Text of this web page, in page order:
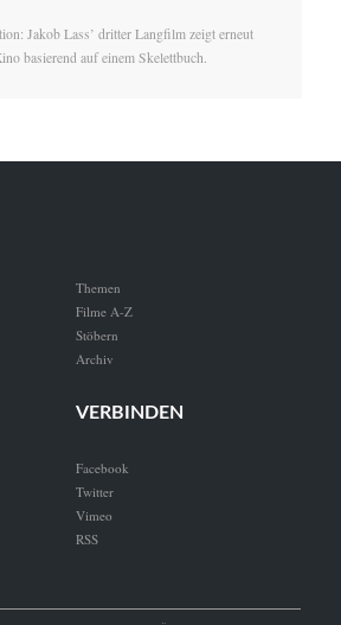
Jakob Lass’ dritter Langfilm zeigt erneut
basierend auf einem Skelettbuch.
Themen
Filme A-Z
Stöbern
Archiv
VERBINDEN
Facebook
Twitter
Vimeo
RSS